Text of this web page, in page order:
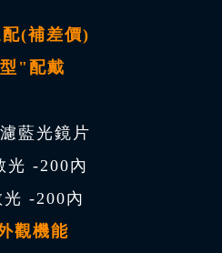
(補差價)
"配戴
藍光鏡片
光 -200內
-200內
觀機能